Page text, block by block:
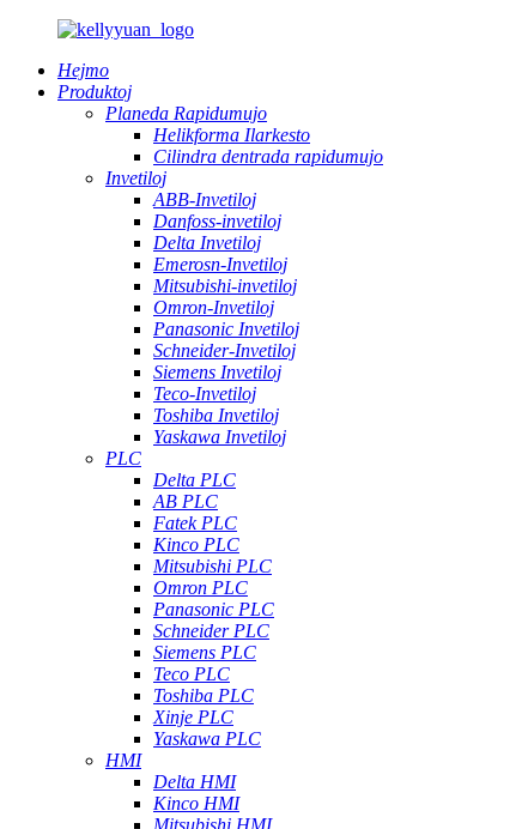
Hejmo
Produktoj
Planeda Rapidumujo
Helikforma Ilarkesto
Cilindra dentrada rapidumujo
Invetiloj
ABB-Invetiloj
Danfoss-invetiloj
Delta Invetiloj
Emerosn-Invetiloj
Mitsubishi-invetiloj
Omron-Invetiloj
Panasonic Invetiloj
Schneider-Invetiloj
Siemens Invetiloj
Teco-Invetiloj
Toshiba Invetiloj
Yaskawa Invetiloj
PLC
Delta PLC
AB PLC
Fatek PLC
Kinco PLC
Mitsubishi PLC
Omron PLC
Panasonic PLC
Schneider PLC
Siemens PLC
Teco PLC
Toshiba PLC
Xinje PLC
Yaskawa PLC
HMI
Delta HMI
Kinco HMI
Mitsubishi HMI